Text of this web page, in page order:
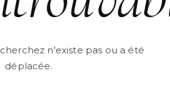
n'existe pas ou a été
déplacée.